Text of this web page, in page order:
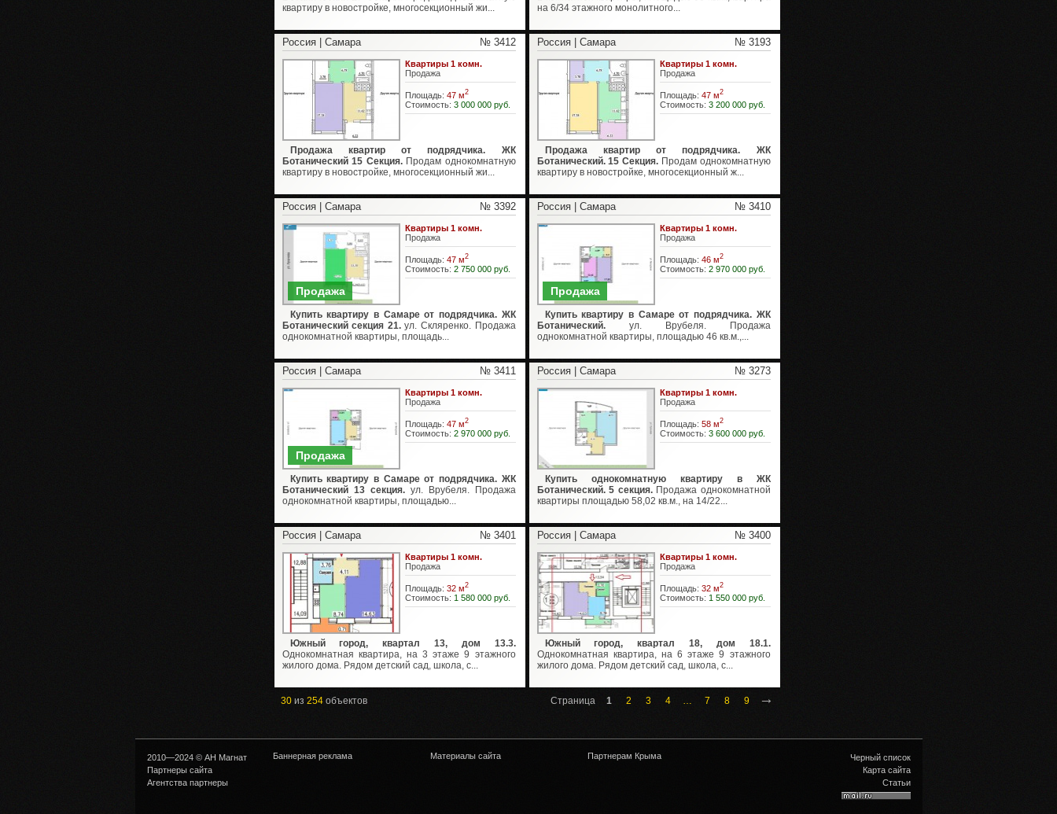
квартиру в новостройке, многосекционный жи...
на 6/34 этажного монолитного...
Россия | Самара № 3412
Квартиры 1 комн.
Продажа
Площадь: 47 м2
Стоимость: 3 000 000 руб.
Продажа квартир от подрядчика. ЖК
Ботанический 15 Секция.Продам однокомнатную
квартиру в новостройке, многосекционный жи...
Россия | Самара № 3193
Квартиры 1 комн.
Продажа
Площадь: 47 м2
Стоимость: 3 200 000 руб.
Продажа квартир от подрядчика. ЖК
Ботанический. 15 Секция. Продам однокомнатную
квартиру в новостройке, многосекционный ж...
Россия | Самара № 3392
Продажа
Квартиры 1 комн.
Продажа
Площадь: 47 м2
Стоимость: 2 750 000 руб.
Купить квартиру в Самаре от подрядчика. ЖК
Ботанический секция 21.ул. Скляренко. Продажа
однокомнатной квартиры, площадь...
Россия | Самара № 3410
Продажа
Квартиры 1 комн.
Продажа
Площадь: 46 м2
Стоимость: 2 970 000 руб.
Купить квартиру в Самаре от подрядчика. ЖК
Ботанический.ул. Врубеля. Продажа
однокомнатной квартиры, площадью 46 кв.м.,...
Россия | Самара № 3411
Продажа
Квартиры 1 комн.
Продажа
Площадь: 47 м2
Стоимость: 2 970 000 руб.
Купить квартиру в Самаре от подрядчика. ЖК
Ботанический 13 секция.ул. Врубеля. Продажа
однокомнатной квартиры, площадью...
Россия | Самара № 3273
Квартиры 1 комн.
Продажа
Площадь: 58 м2
Стоимость: 3 600 000 руб.
Купить однокомнатную квартиру в ЖК
Ботанический. 5 секция.Продажа однокомнатной
квартиры площадью 58,02 кв.м., на 14/22...
Россия | Самара № 3401
Квартиры 1 комн.
Продажа
Площадь: 32 м2
Стоимость: 1 580 000 руб.
Южный город, квартал 13, дом 13.3.
Однокомнатная квартира, на 3 этаже 9 этажного
жилого дома. Рядом детский сад, школа, с...
Россия | Самара № 3400
Квартиры 1 комн.
Продажа
Площадь: 32 м2
Стоимость: 1 550 000 руб.
Южный город, квартал 18, дом 18.1.
Однокомнатная квартира, на 6 этаже 9 этажного
жилого дома. Рядом детский сад, школа, с...
30 из 254объектов Страница 1 2 3 4 … 7 8 9 →
2010—2024 © АН Магнат
Партнеры сайта
Агентства партнеры
Баннерная реклама Материалы сайта Партнерам Крыма
Черный список
Карта сайта
Статьи